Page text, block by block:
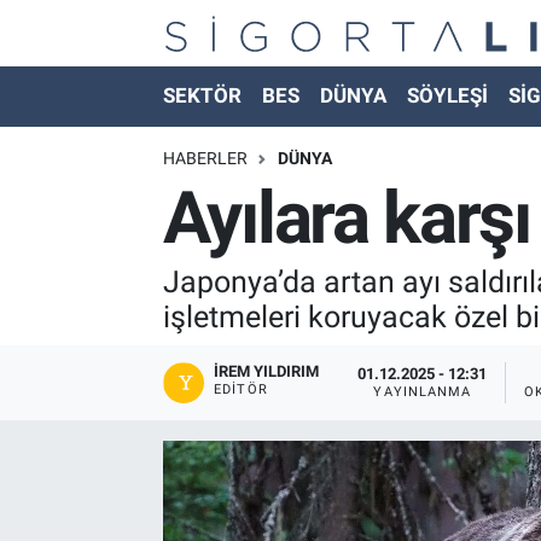
SEKTÖR BES DÜNYA SÖYLEŞİ
HABERLER DÜNYA
Ayılara
Japonya’da artan ayı
işletmeleri koruyacak özel
İREM YILDIRIM
EDITÖR
01.12.2025 - 12:31
YAYINLANMA
Nöbetçi Eczaneler
Hava Durumu
Namaz Vakitleri
Trafik Durumu
Süper Lig Puan Durumu ve Fikstür
Tüm Manşetler
Son Dakika Haberleri
Haber Arşivi